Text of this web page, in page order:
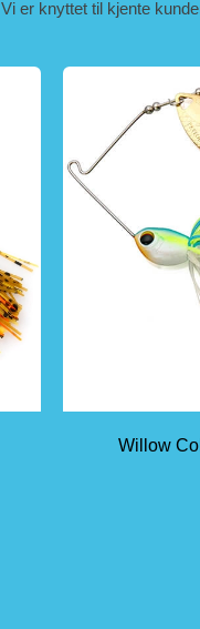
Vi er knyttet til kjente
Willow